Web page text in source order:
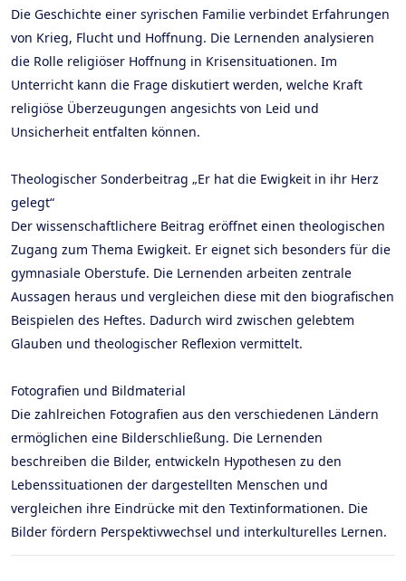
Die Geschichte einer syrischen Familie verbindet Erfahrungen
von Krieg, Flucht und Hoffnung. Die Lernenden analysieren
die Rolle religiöser Hoffnung in Krisensituationen. Im
Unterricht kann die Frage diskutiert werden, welche Kraft
religiöse Überzeugungen angesichts von Leid und
Unsicherheit entfalten können.
Theologischer Sonderbeitrag „Er hat die Ewigkeit in ihr Herz
gelegt“
Der wissenschaftlichere Beitrag eröffnet einen theologischen
Zugang zum Thema Ewigkeit. Er eignet sich besonders für die
gymnasiale Oberstufe. Die Lernenden arbeiten zentrale
Aussagen heraus und vergleichen diese mit den biografischen
Beispielen des Heftes. Dadurch wird zwischen gelebtem
Glauben und theologischer Reflexion vermittelt.
Fotografien und Bildmaterial
Die zahlreichen Fotografien aus den verschiedenen Ländern
ermöglichen eine Bilderschließung. Die Lernenden
beschreiben die Bilder, entwickeln Hypothesen zu den
Lebenssituationen der dargestellten Menschen und
vergleichen ihre Eindrücke mit den Textinformationen. Die
Bilder fördern Perspektivwechsel und interkulturelles Lernen.